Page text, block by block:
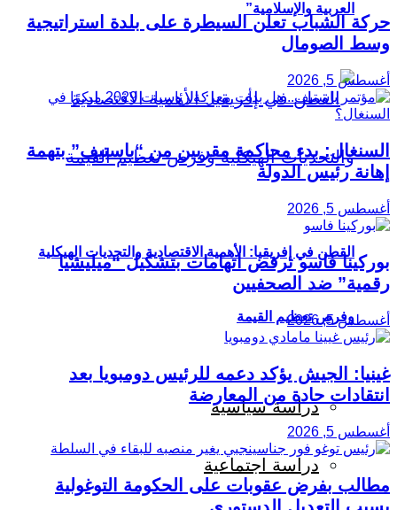
العربية والإسلامية”
القطن في إفريقيا: الأهمية الاقتصادية والتحديات الهيكلية
وفرص تعظيم القيمة
دراسة سياسية
دراسة اجتماعية
حركة الشباب تعلن السيطرة على بلدة استراتيجية
وسط الصومال
أغسطس 5, 2026
السنغال: بدء محاكمة مقربين من “باستيف” بتهمة
إهانة رئيس الدولة
أغسطس 5, 2026
بوركينا فاسو ترفض اتهامات بتشكيل “ميليشيا
رقمية” ضد الصحفيين
أغسطس 5, 2026
غينيا: الجيش يؤكد دعمه للرئيس دومبويا بعد
انتقادات حادة من المعارضة
أغسطس 5, 2026
مطالب بفرض عقوبات على الحكومة التوغولية